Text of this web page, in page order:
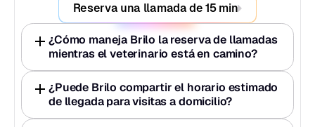
Reserva una llamada de 15 min
¿Cómo maneja Brilo la reserva de llamadas
mientras el veterinario está en camino?
¿Puede Brilo compartir el horario estimado
de llegada para visitas a domicilio?